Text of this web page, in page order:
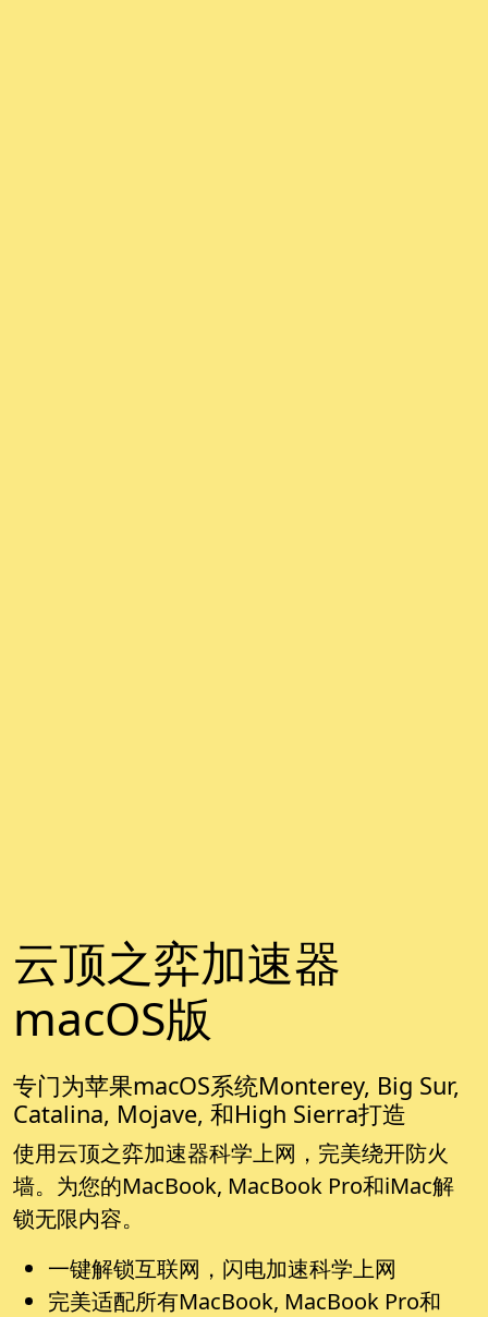
云顶之弈加速器
macOS版
专门为苹果macOS系统Monterey, Big Sur,
Catalina, Mojave, 和High Sierra打造
使用云顶之弈加速器科学上网，完美绕开防火
墙。为您的MacBook, MacBook Pro和iMac解
锁无限内容。
一键解锁互联网，闪电加速科学上网
完美适配所有MacBook, MacBook Pro和